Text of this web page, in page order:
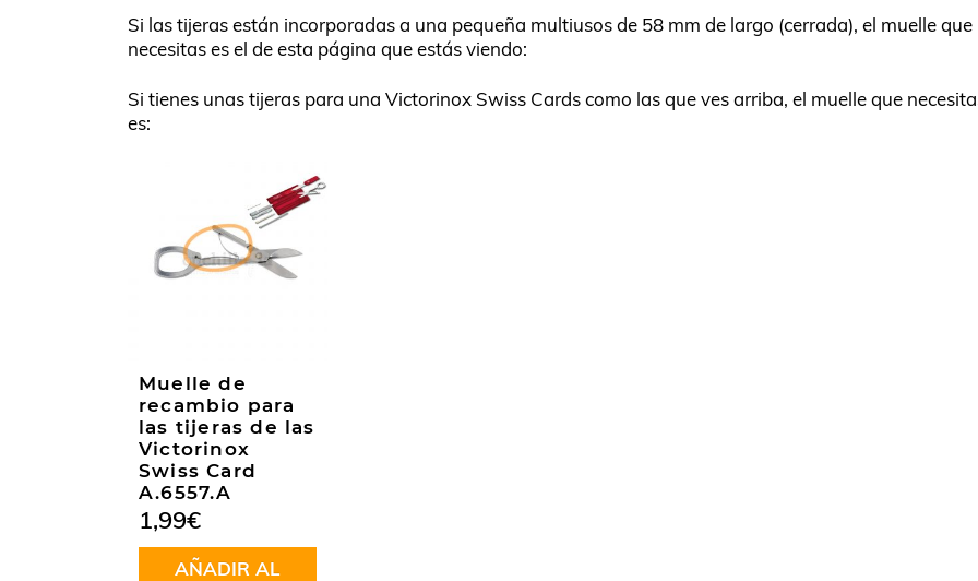
Si las tijeras están incorporadas a una pequeña multiusos de 58 mm de largo (cerrada), el muelle que
necesitas es el de esta página que estás viendo:
Si tienes unas tijeras para una Victorinox Swiss Cards como las que ves arriba, el muelle que
es:
Muelle de
recambio para
las tijeras de las
Victorinox
Swiss Card
A.6557.A
1,99€
AÑADIR AL